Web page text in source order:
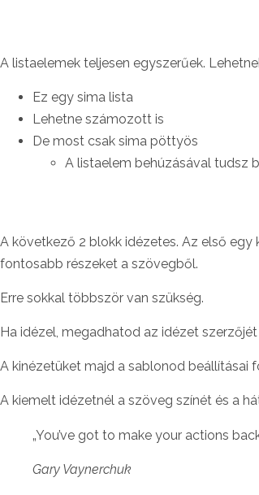
A listaelemek teljesen egyszerűek.
Ez egy sima lista
Lehetne számozott is
De most csak sima pöttyös
A listaelem behúzásával tudsz
A következő 2 blokk idézetes. Az első egy
fontosabb részeket a szövegből.
Erre sokkal többször van szükség.
Ha idézel, megadhatod az idézet
A kinézetüket majd a sablonod beállításai
A kiemelt idézetnél a szöveg színét és a
„You’ve got to make your actions
Gary Vaynerchuk